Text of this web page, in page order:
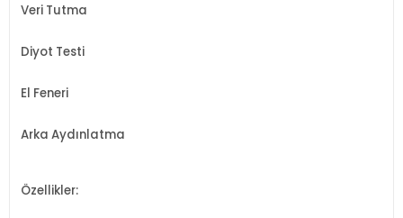
Veri Tutma
Diyot Testi
El Feneri
Arka Aydınlatma
Özellikler: